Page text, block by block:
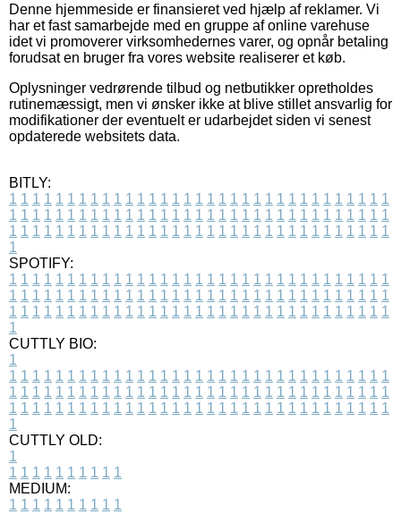
Denne hjemmeside er finansieret ved hjælp af reklamer. Vi
har et fast samarbejde med en gruppe af online varehuse
idet vi promoverer virksomhedernes varer, og opnår betaling
forudsat en bruger fra vores website realiserer et køb.
Oplysninger vedrørende tilbud og netbutikker opretholdes
rutinemæssigt, men vi ønsker ikke at blive stillet ansvarlig for
modifikationer der eventuelt er udarbejdet siden vi senest
opdaterede websitets data.
BITLY:
1 1 1 1 1 1 1 1 1 1 1 1 1 1 1 1 1 1 1 1 1 1 1 1 1 1 1 1 1 1 1 1 1
1 1 1 1 1 1 1 1 1 1 1 1 1 1 1 1 1 1 1 1 1 1 1 1 1 1 1 1 1 1 1 1 1
1 1 1 1 1 1 1 1 1 1 1 1 1 1 1 1 1 1 1 1 1 1 1 1 1 1 1 1 1 1 1 1 1
1
SPOTIFY:
1 1 1 1 1 1 1 1 1 1 1 1 1 1 1 1 1 1 1 1 1 1 1 1 1 1 1 1 1 1 1 1 1
1 1 1 1 1 1 1 1 1 1 1 1 1 1 1 1 1 1 1 1 1 1 1 1 1 1 1 1 1 1 1 1 1
1 1 1 1 1 1 1 1 1 1 1 1 1 1 1 1 1 1 1 1 1 1 1 1 1 1 1 1 1 1 1 1 1
1
CUTTLY BIO:
1
1 1 1 1 1 1 1 1 1 1 1 1 1 1 1 1 1 1 1 1 1 1 1 1 1 1 1 1 1 1 1 1 1
1 1 1 1 1 1 1 1 1 1 1 1 1 1 1 1 1 1 1 1 1 1 1 1 1 1 1 1 1 1 1 1 1
1 1 1 1 1 1 1 1 1 1 1 1 1 1 1 1 1 1 1 1 1 1 1 1 1 1 1 1 1 1 1 1 1
1
CUTTLY OLD:
1
1 1 1 1 1 1 1 1 1 1
MEDIUM:
1 1 1 1 1 1 1 1 1 1